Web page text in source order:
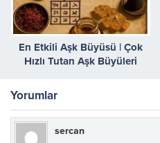
En Etkili Aşk Büyüsü | Çok
Hızlı Tutan Aşk Büyüleri
Yorumlar
sercan